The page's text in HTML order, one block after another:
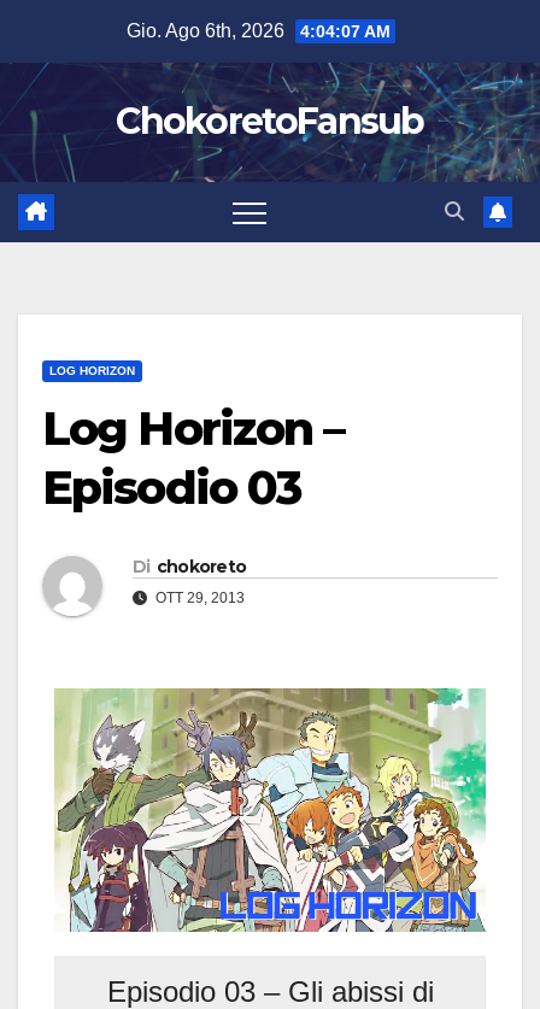
contenuto
Gio. Ago 6th, 2026 4:04:08 AM
ChokoretoFansub
LOG HORIZON
Log Horizon –
Episodio 03
Di chokoreto
OTT 29, 2013
Episodio 03 – Gli abissi di